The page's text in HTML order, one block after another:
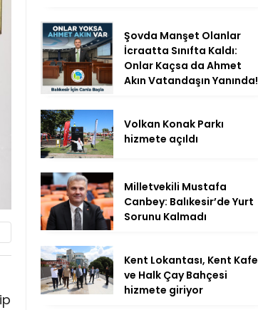
Şovda Manşet Olanlar
İcraatta Sınıfta Kaldı:
Onlar Kaçsa da Ahmet
Akın Vatandaşın Yanında!
Volkan Konak Parkı
hizmete açıldı
Milletvekili Mustafa
Canbey: Balıkesir’de Yurt
Sorunu Kalmadı
Kent Lokantası, Kent Kafe
ve Halk Çay Bahçesi
hizmete giriyor